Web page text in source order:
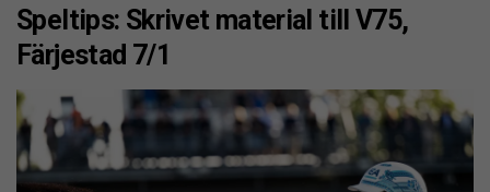
Speltips: Skrivet material till V75,
Färjestad 7/1